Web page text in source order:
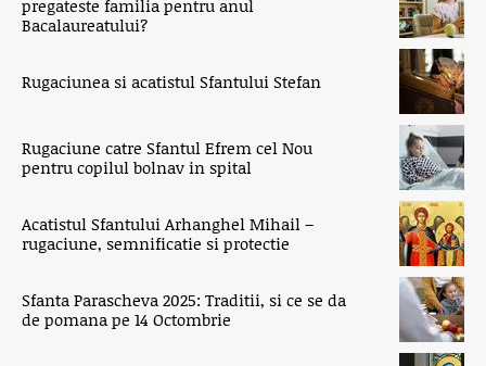
pregateste familia pentru anul
Bacalaureatului?
Rugaciunea si acatistul Sfantului Stefan
Rugaciune catre Sfantul Efrem cel Nou
pentru copilul bolnav in spital
Acatistul Sfantului Arhanghel Mihail –
rugaciune, semnificatie si protectie
Sfanta Parascheva 2025: Traditii, si ce se da
de pomana pe 14 Octombrie